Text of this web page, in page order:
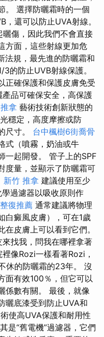
。 選擇防曬霜時的一個
還可以防止UVA射線。
傷，因此我們不會直接
方面，這些射線更加危
法規，最先進的防曬霜和
的防止UVB射線保護。
正確保護和保護皮膚免受
品可確保安全，高保護
拿 藝術技術創新狀態的
穩定，高度摩擦或防
尺寸。 台中楓樹6街喬骨
式（噴霧，奶油或牛
一起開發。 管子上的SPF
度量，並顯示了防曬霜可
新竹 推拿 建議使用至少
過濾器以吸收原則作
復推薦 通常建議將物理
白癜風皮膚），可在1歲
皮膚上可以看到它們。
找我，問我在哪裡拿著
像Rozi一樣看著Rozi，
休的防曬霜的23年。 沒
面有效100％，但它可以
係數有關。 最後，就像
曬底漆受到防止UVA和
使高UVA保護和耐用性
是“舊電機”過濾器，它們